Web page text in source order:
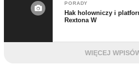
PORADY
Hak holowniczy i
Rextona W
WIĘCEJ